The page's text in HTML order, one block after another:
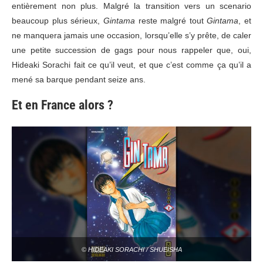
entièrement non plus. Malgré la transition vers un scenario
beaucoup plus sérieux, Gintama reste malgré toutGintama , et
ne manquera jamais une occasion, lorsqu’elle s’y prête, de caler
une petite succession de gags pour nous rappeler que, oui,
Hideaki Sorachi fait ce qu’il veut, et que c’est comme ça qu’il a
mené sa barque pendant seize ans.
Et en France alors ?
© HIDEAKI SORACHI / SHUEISHA